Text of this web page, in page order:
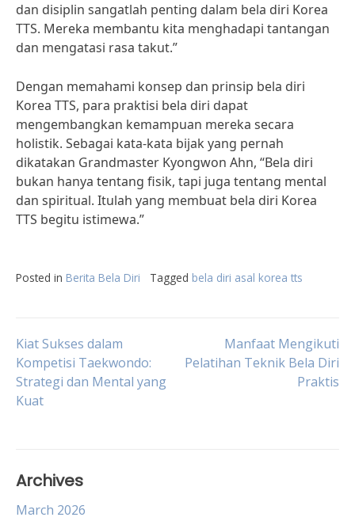
dan disiplin sangatlah penting dalam bela diri Korea
TTS. Mereka membantu kita menghadapi tantangan
dan mengatasi rasa takut.”
Dengan memahami konsep dan prinsip bela diri
Korea TTS, para praktisi bela diri dapat
mengembangkan kemampuan mereka secara
holistik. Sebagai kata-kata bijak yang pernah
dikatakan Grandmaster Kyongwon Ahn, “Bela diri
bukan hanya tentang fisik, tapi juga tentang mental
dan spiritual. Itulah yang membuat bela diri Korea
TTS begitu istimewa.”
Posted in Berita Bela Diri Tagged bela diri asal korea tts
Post
navigation
Kiat Sukses dalam
Kompetisi Taekwondo:
Strategi dan Mental yang
Kuat
Manfaat Mengikuti
Pelatihan Teknik Bela Diri
Praktis
Archives
March 2026